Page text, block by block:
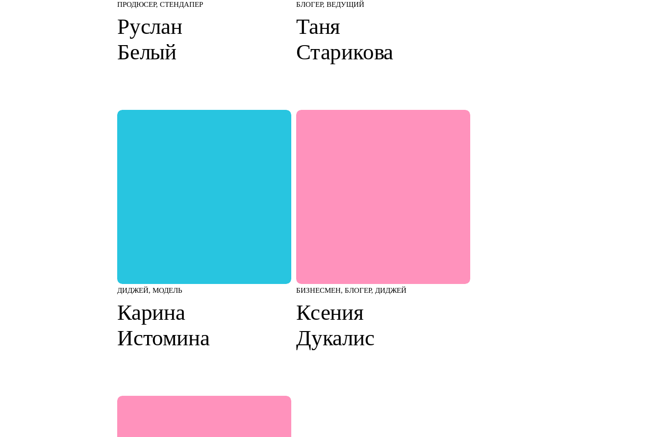
ПРОДЮСЕР, СТЕНДАПЕР
Руслан
Белый
БЛОГЕР, ВЕДУЩИЙ
Таня
Старикова
ДИДЖЕЙ, МОДЕЛЬ
Карина
Истомина
БИЗНЕСМЕН, БЛОГЕР, ДИДЖЕЙ
Ксения
Дукалис